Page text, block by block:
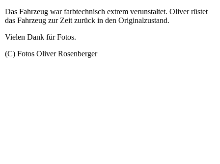
Das Fahrzeug war farbtechnisch extrem verunstaltet. Oliver rüstet
das Fahrzeug zur Zeit zurück in den Originalzustand.
Vielen Dank für Fotos.
(C) Fotos Oliver Rosenberger